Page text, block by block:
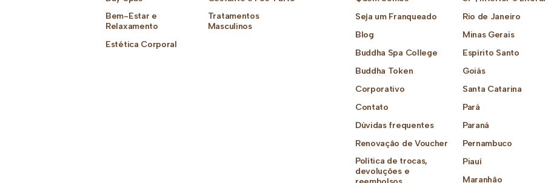
Bem-Estar e
Relaxamento
Estética Corporal
Tratamentos
Masculinos
Seja um Franqueado
Blog
Buddha Spa College
Buddha Token
Corporativo
Contato
Dúvidas frequentes
Renovação de Voucher
Política de trocas,
devoluções e
Rio de Janeiro
Minas Gerais
Espírito Santo
Goiás
Santa Catarina
Pará
Paraná
Pernambuco
Piauí
Maranhão